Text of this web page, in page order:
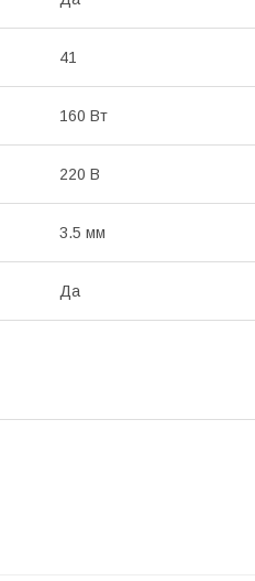
41
160 Вт
220 В
3.5 мм
Да